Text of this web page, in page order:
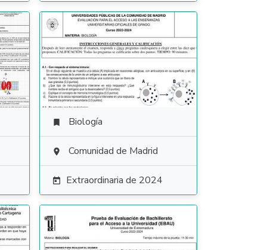
 Biología
 Comunidad de Madrid
 Extraordinaria de 2024